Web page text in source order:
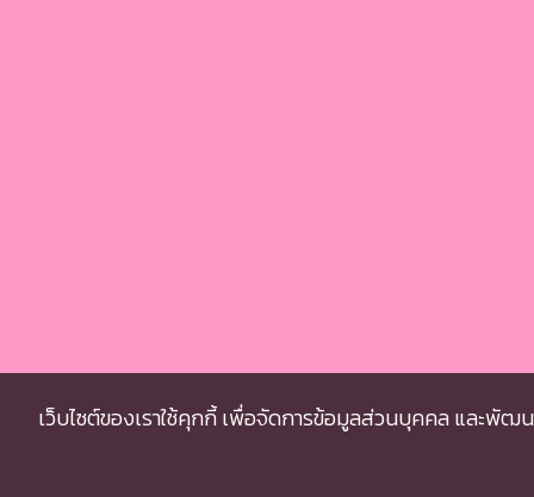
เว็บไซต์ของเราใช้คุกกี้ เพื่อจัดการข้อมูลส่วนบุคคล และพัฒ